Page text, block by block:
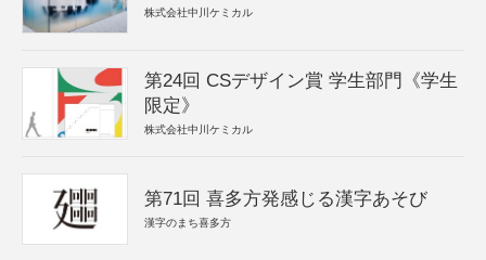
株式会社中川ケミカル
第24回 CSデザイン賞 学生部門《学生
限定》
株式会社中川ケミカル
第71回 喜多方発感じる漢字あそび
漢字のまち喜多方